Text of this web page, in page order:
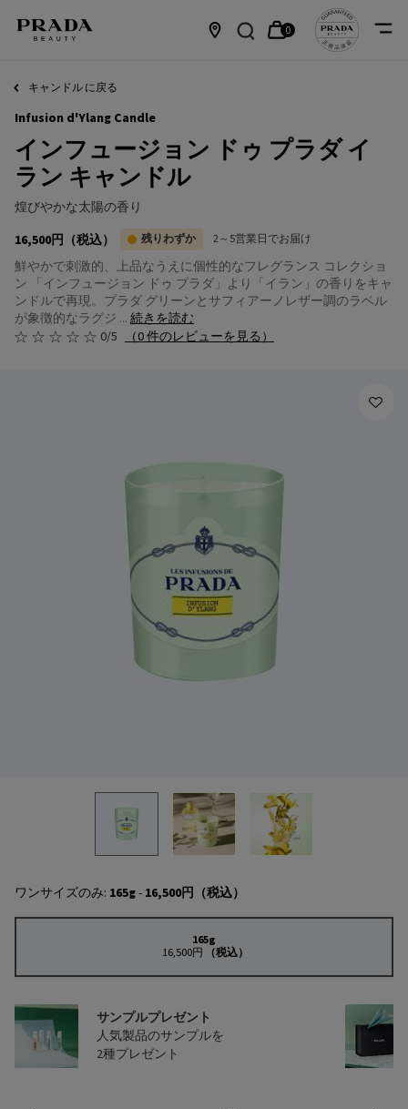
0
0 カート内の製品
キャンドル に戻る
Infusion d'Ylang Candle
インフュージョン ドゥ プラダ イ
ラン キャンドル
煌びやかな太陽の香り
16,500円 （税込） 残りわずか 2～5営業日でお届け
鮮やかで刺激的、上品なうえに個性的なフレグランス コレクショ
ン 「インフュージョン ドゥ プラダ」より「イラン」の香りをキャ
ンドルで再現。プラダ グリーンとサフィアーノレザー調のラベル
が象徴的なラグジ ... 続きを読む
0/5 （0 件のレビューを見る）
ワンサイズのみ: 165g- 16,500円 （税込）
選択済み
165g
16,500円
（税込）
, 1/1
サンプルプレゼント
人気製品のサンプルを
2種プレゼント